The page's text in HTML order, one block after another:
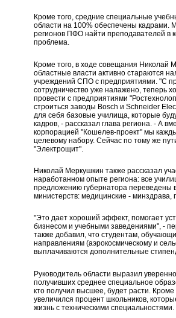
Кроме того, средние специальные
области на 100% обеспечены кадрами.
регионов ПФО найти преподавателей в
проблема.
Кроме того, в ходе совещания Николай
областные власти активно стараются
учреждений СПО с предприятиями. "С
сотрудничество уже налажено, теперь
провести с предприятиями
строиться заводы Bosch и Schneider
для себя базовые училища, которые
кадров, - рассказал глава региона. - А
корпорацией "Кошелев-проект" мы
целевому набору. Сейчас по тому же
"Электрощит".
Николай Меркушкин также рассказал
наработанном опыте региона: все
предложению губернатора переведены
министерств: медицинские -
"Это дает хороший эффект, помогает
бизнесом и учебными заведениями", -
также добавил, что студентам,
направлениям (аэрокосмическому и
выплачиваются дополнительные
Руководитель области выразил
получивших среднее специальное
кто получил высшее, будет расти. Кроме
увеличился процент школьников,
жизнь с техническими специальностями.